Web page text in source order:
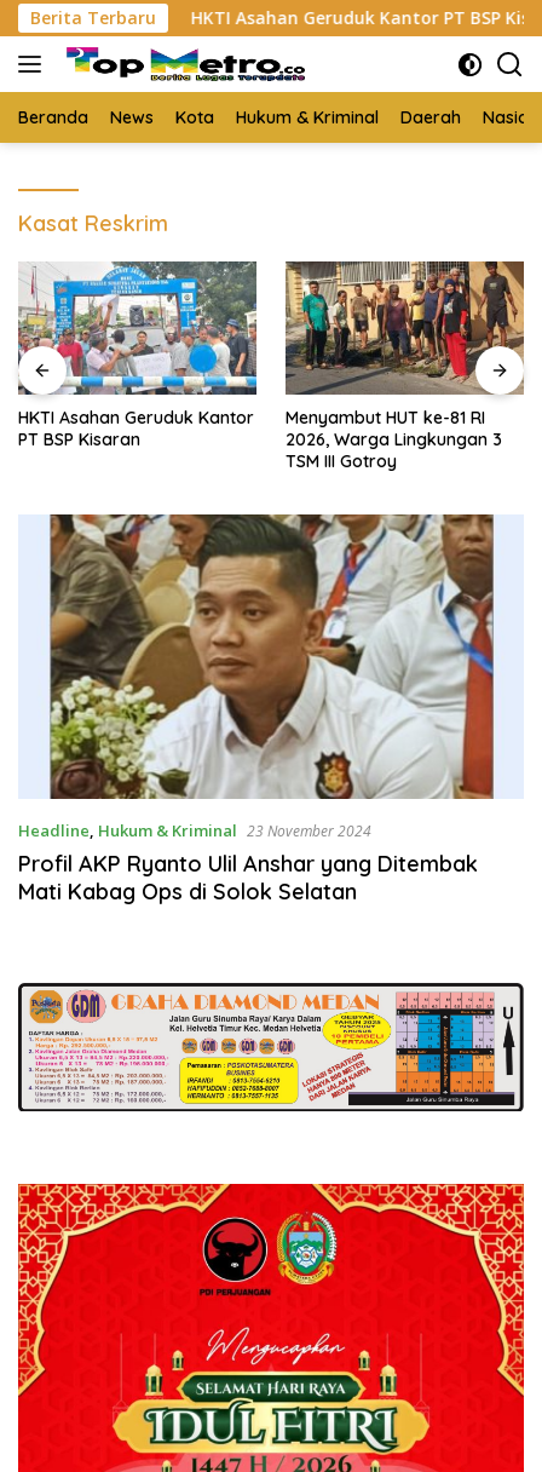
Langsung
ke
konten
Berita TerbaruHKTI Asahan Geruduk Kantor PT BSP Kisaran
Beranda News Kota Hukum & Kriminal Daerah
Kasat Reskrim
HKTI Asahan Geruduk Kantor
PT BSP Kisaran
Menyambut HUT ke-81 RI
2026, Warga Lingkungan 3
TSM III Gotroy
Headline, Hukum & Kriminal 23 November 2024
Profil AKP Ryanto Ulil Anshar yang Ditembak
Mati Kabag Ops di Solok Selatan